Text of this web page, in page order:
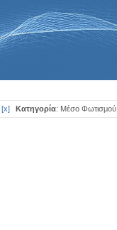
[x] Κατηγορία: Μέσο Φωτισμού